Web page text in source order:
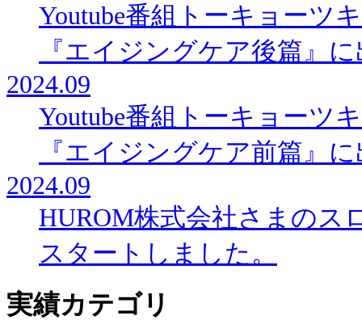
Youtube番組トーキョーツ
『エイジングケア後篇』
2024.09
Youtube番組トーキョーツ
『エイジングケア前篇』
2024.09
HUROM株式会社さまのス
スタートしました。
実績カテゴリ